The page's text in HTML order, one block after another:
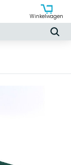
Winkelwagen